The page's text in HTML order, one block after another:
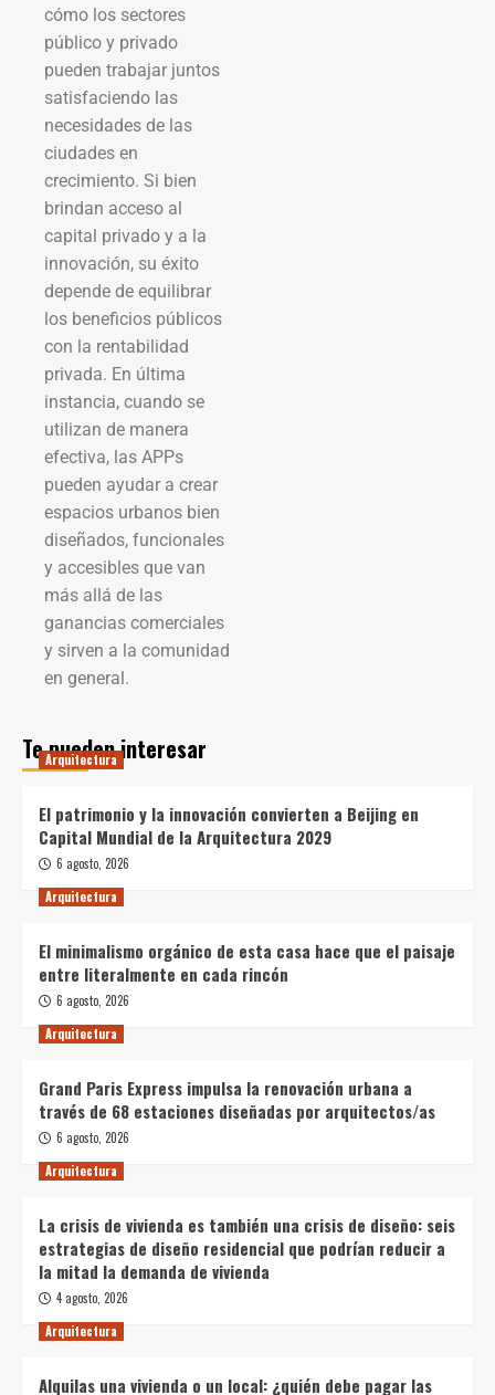
cómo los sectores
público y privado
pueden trabajar juntos
satisfaciendo las
necesidades de las
ciudades en
crecimiento. Si bien
brindan acceso al
capital privado y a la
innovación, su éxito
depende de equilibrar
los beneficios públicos
con la rentabilidad
privada. En última
instancia, cuando se
utilizan de manera
efectiva, las APPs
pueden ayudar a crear
espacios urbanos bien
diseñados, funcionales
y accesibles que van
más allá de las
ganancias comerciales
y sirven a la comunidad
en general.
Te pueden interesar
Arquitectura
El patrimonio y la innovación convierten a Beijing en
Capital Mundial de la Arquitectura 2029
6 agosto, 2026
Arquitectura
El minimalismo orgánico de esta casa hace que el paisaje
entre literalmente en cada rincón
6 agosto, 2026
Arquitectura
Grand Paris Express impulsa la renovación urbana a
través de 68 estaciones diseñadas por arquitectos/as
6 agosto, 2026
Arquitectura
La crisis de vivienda es también una crisis de diseño: seis
estrategias de diseño residencial que podrían reducir a
la mitad la demanda de vivienda
4 agosto, 2026
Arquitectura
Alquilas una vivienda o un local: ¿quién debe pagar las